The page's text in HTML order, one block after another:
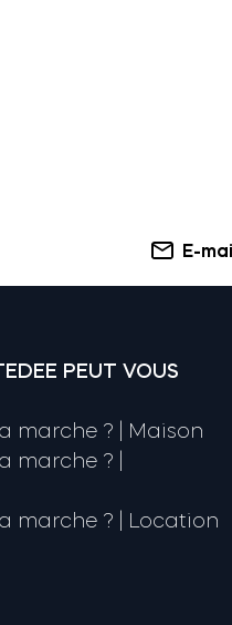
E-
PEUT VOUS
marche ? | Maison
marche ? |
marche ? | Location